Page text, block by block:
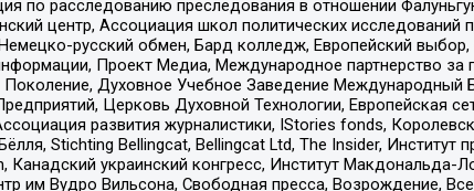
по расследованию преследования в отношении
центр, Ассоциация школ политических
русский обмен, Бард колледж, Европейский
Проект Медиа, Международное партнерство за
Духовное Учебное Заведение
Церковь Духовной Технологии,
развития журналистики, IStories fonds,
Stichting Bellingcat, Bellingcat Ltd, The Insider,
Канадский украинский конгресс, Институт
им Вудро Вильсона, Свободная пресса, Возрождение,